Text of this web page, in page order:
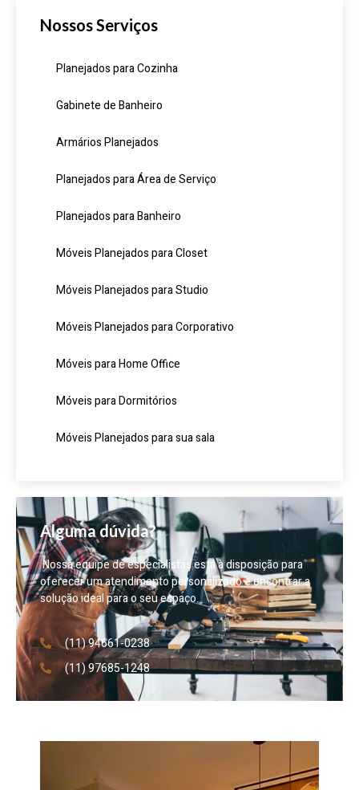
Nossos Serviços
Planejados para Cozinha
Gabinete de Banheiro
Armários Planejados
Planejados para Área de Serviço
Planejados para Banheiro
Móveis Planejados para Closet
Móveis Planejados para Studio
Móveis Planejados para Corporativo
Móveis para Home Office
Móveis para Dormitórios
Móveis Planejados para sua sala
Alguma dúvida?
Nossa equipe de especialistas está à disposição para
oferecer um atendimento personalizado e encontrar a
solução ideal para o seu espaço.
(11) 94661-0238
(11) 97685-1248